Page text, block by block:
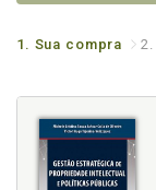
1. Sua compra 2.